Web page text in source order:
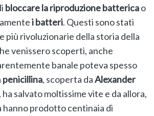
bloccare la riproduzione battericao
i batteri. Questi sono stati
più rivoluzionarie della storia della
venissero scoperti, anche
banale poteva spesso
penicillina, scoperta daAlexander
ha salvato moltissime vite e da allora,
hanno prodotto centinaia di